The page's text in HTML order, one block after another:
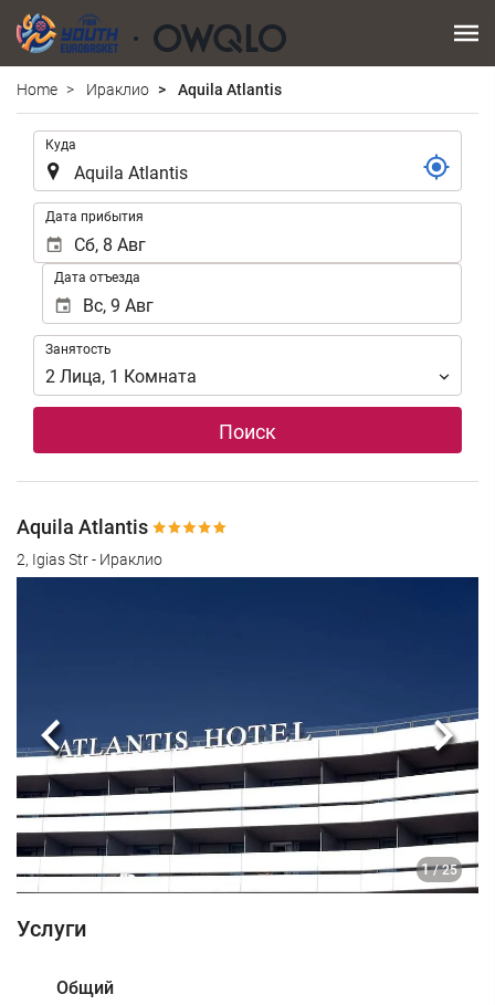
Home Ираклио Aquila Atlantis
Куда
Дата прибытия
Дата отъезда
Занятость
Занятость
2 Лица, 1 Комната
Поиск
Aquila Atlantis
2, Igias Str - Ираклио
1 / 25
Предыдущий
Услуги
Общий